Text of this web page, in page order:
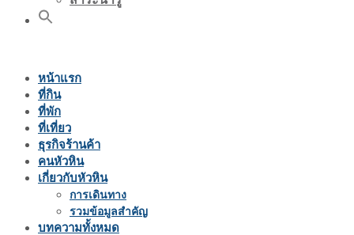
หน้าแรก
ที่กิน
ที่พัก
ที่เที่ยว
ธุรกิจร้านค้า
คนหัวหิน
เกี่ยวกับหัวหิน
การเดินทาง
รวมข้อมูลสำคัญ
บทความทั้งหมด